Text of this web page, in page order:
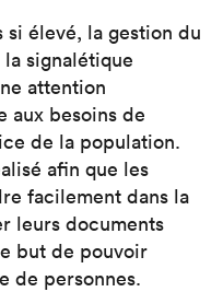
élevé, la gestion du
signalétique
attention
aux besoins de
de la population.
afin que les
facilement dans la
leurs documents
but de pouvoir
de personnes.